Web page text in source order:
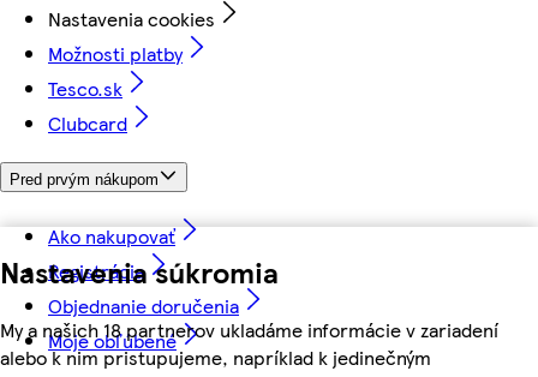
Nastavenia súkromia
My a našich 18 partnerov ukladáme informácie v zariadení
alebo k nim pristupujeme, napríklad k jedinečným
Nastavenia cookies
Možnosti platby
Tesco.sk
Clubcard
Pred prvým nákupom
Ako nakupovať
Registrácia
Objednanie doručenia
Moje obľúbené